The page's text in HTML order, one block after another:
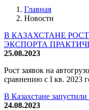
Главная
Новости
В КАЗАХСТАНЕ
ЭКСПОРТА
25.08.2023
Рост заявок на
сравнению с I кв. 2023
В Казахстане
24.08.2023